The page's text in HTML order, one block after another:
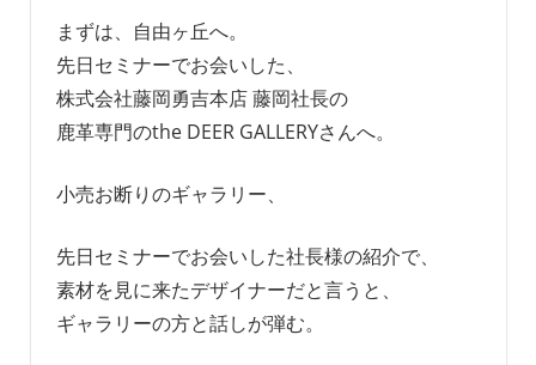
まずは、自由ヶ丘へ。
先日セミナーでお会いした、
株式会社藤岡勇吉本店 藤岡社長の
鹿革専門のthe DEER GALLERYさんへ。
小売お断りのギャラリー、
先日セミナーでお会いした社長様の紹介で、
素材を見に来たデザイナーだと言うと、
ギャラリーの方と話しが弾む。